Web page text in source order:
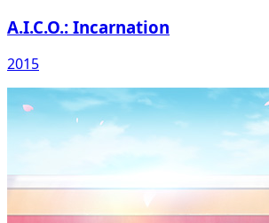
A.I.C.O.: Incarnation
2015